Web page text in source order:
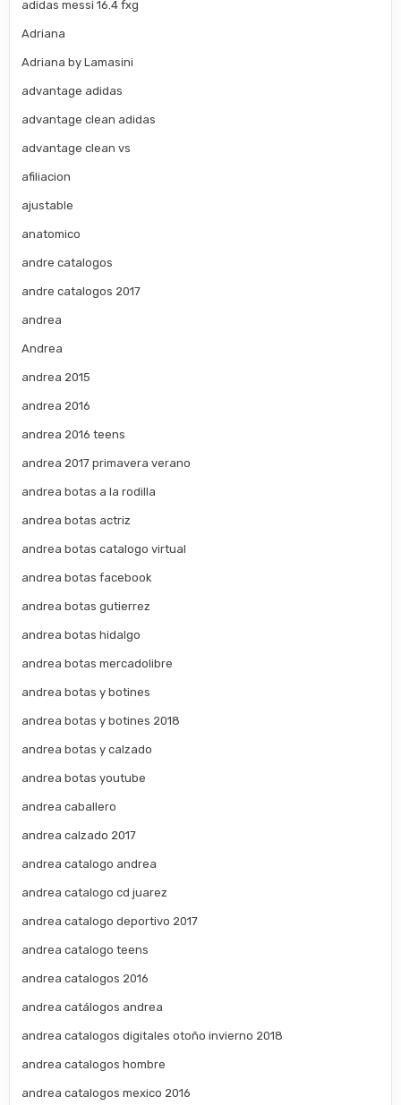
adidas messi 16.4 fxg
Adriana
Adriana by Lamasini
advantage adidas
advantage clean adidas
advantage clean vs
afiliacion
ajustable
anatomico
andre catalogos
andre catalogos 2017
andrea
Andrea
andrea 2015
andrea 2016
andrea 2016 teens
andrea 2017 primavera verano
andrea botas a la rodilla
andrea botas actriz
andrea botas catalogo virtual
andrea botas facebook
andrea botas gutierrez
andrea botas hidalgo
andrea botas mercadolibre
andrea botas y botines
andrea botas y botines 2018
andrea botas y calzado
andrea botas youtube
andrea caballero
andrea calzado 2017
andrea catalogo andrea
andrea catalogo cd juarez
andrea catalogo deportivo 2017
andrea catalogo teens
andrea catalogos 2016
andrea catálogos andrea
andrea catalogos digitales otoño invierno 2018
andrea catalogos hombre
andrea catalogos mexico 2016